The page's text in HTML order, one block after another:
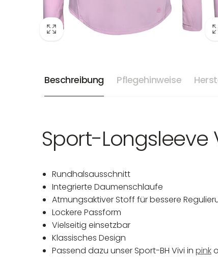
Beschreibung Pflegehinweise
Sport-
Rundhalsausschnitt
Integrierte Daumenschlaufe
Atmungsaktiver Stoff für bessere
Lockere Passform
Vielseitig einsetzbar
Klassisches Design
Passend dazu unser Sport-BH Vivi in pink